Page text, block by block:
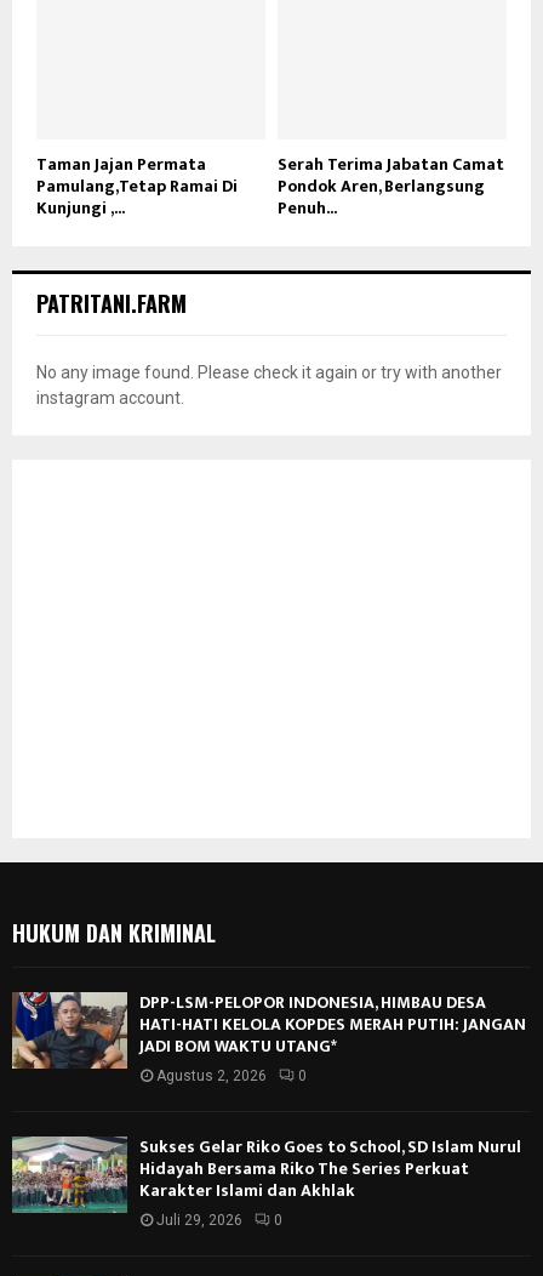
Taman Jajan Permata
Pamulang,Tetap Ramai Di
Kunjungi ,...
Serah Terima Jabatan Camat
Pondok Aren, Berlangsung
Penuh...
PATRITANI.FARM
No any image found. Please check it again or try with another
instagram account.
HUKUM DAN KRIMINAL
DPP-LSM-PELOPOR INDONESIA, HIMBAU DESA
HATI-HATI KELOLA KOPDES MERAH PUTIH: JANGAN
JADI BOM WAKTU UTANG*
Agustus 2, 2026 0
Sukses Gelar Riko Goes to School, SD Islam Nurul
Hidayah Bersama Riko The Series Perkuat
Karakter Islami dan Akhlak
Juli 29, 2026 0